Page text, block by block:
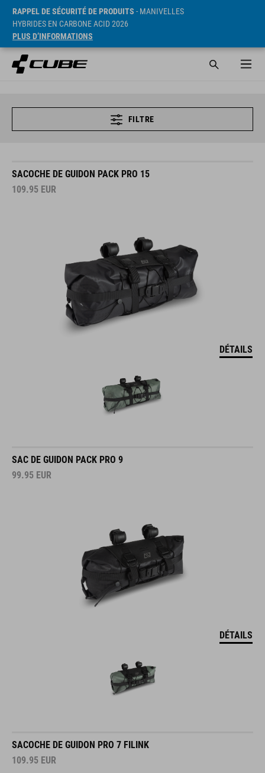
RAPPEL DE SÉCURITÉ DE PRODUITS - MANIVELLES
HYBRIDES EN CARBONE ACID 2026
PLUS D’INFORMATIONS
FILTRE
SACOCHE DE GUIDON PACK PRO 15
109.95 EUR
DÉTAILS
SAC DE GUIDON PACK PRO 9
99.95 EUR
DÉTAILS
SACOCHE DE GUIDON PRO 7 FILINK
109.95 EUR